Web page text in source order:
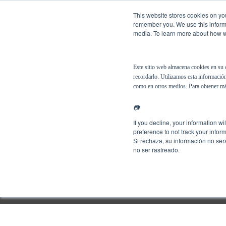
This website stores cookies on
remember you. We use this
media. To learn more about how
Este sitio web almacena cookies en
recordarlo. Utilizamos esta
como en otros medios. Para obtener
📷
If you decline, your information
preference to not track your
Si rechaza, su información no
no ser rastreado.
Español Soluciones